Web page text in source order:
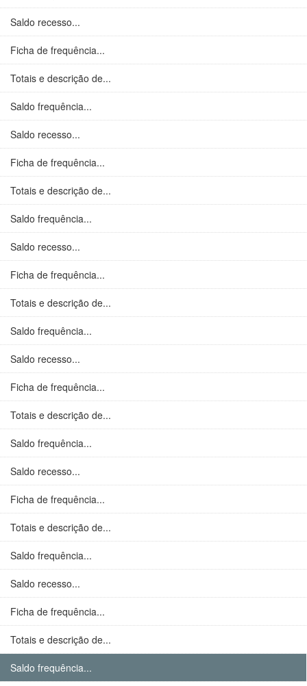
Saldo recesso...
Ficha de frequência...
Totais e descrição de...
Saldo frequência...
Saldo recesso...
Ficha de frequência...
Totais e descrição de...
Saldo frequência...
Saldo recesso...
Ficha de frequência...
Totais e descrição de...
Saldo frequência...
Saldo recesso...
Ficha de frequência...
Totais e descrição de...
Saldo frequência...
Saldo recesso...
Ficha de frequência...
Totais e descrição de...
Saldo frequência...
Saldo recesso...
Ficha de frequência...
Totais e descrição de...
Saldo frequência...